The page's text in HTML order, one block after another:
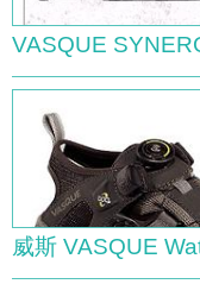
VASQUE
威斯 VASQUE